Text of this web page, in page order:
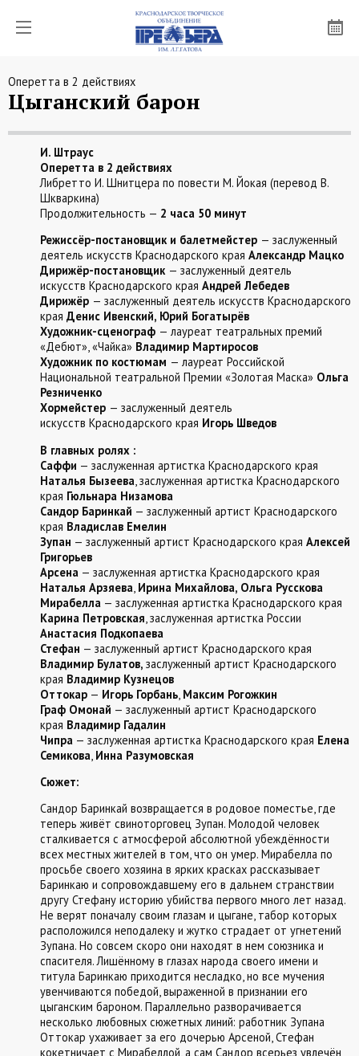
О «ПРЕМЬЕРЕ»
КОЛЛЕКТИВЫ
АФИША
НОВОСТИ
БУФЕТ
КОНТАКТЫ
Оперетта в 2 действиях
Цыганский барон
И. Штраус
Оперетта в 2 действиях
Либретто И. Шнитцера по повести М. Йокая (перевод В.
Шкваркина)
Продолжительность — 2 часа 50 минут
Режиссёр-постановщик и балетмейстер — заслуженный
деятель искусств Краснодарского края Александр Мацко
Дирижёр-постановщик — заслуженный деятель
искусств Краснодарского края Андрей Лебедев
Дирижёр — заслуженный деятель искусств Краснодарского
края Денис Ивенский, Юрий Богатырёв
Художник-сценограф — лауреат театральных премий
«Дебют», «Чайка» Владимир Мартиросов
Художник по костюмам — лауреат Российской
Национальной театральной Премии «Золотая Маска» Ольга
Резниченко
Хормейстер — заслуженный деятель
искусств Краснодарского края Игорь Шведов
В главных ролях :
Саффи — заслуженная артистка Краснодарского края
Наталья Бызеева , заслуженная артистка Краснодарского
края Гюльнара Низамова
Сандор Баринкай — заслуженный артист Краснодарского
края Владислав Емелин
Зупан — заслуженный артист Краснодарского края Алексей
Григорьев
Арсена — заслуженная артистка Краснодарского края
Наталья Арзяева Ирина Михайлова, Ольга Русскова
Мирабелла — заслуженная артистка Краснодарского края
Карина Петровская , заслуженная артистка России
Анастасия Подкопаева
Стефан — заслуженный артист Краснодарского края
Владимир Булатов, заслуженный артист Краснодарского
края Владимир Кузнецов
Оттокар — Игорь Горбань Максим Рогожкин
Граф Омонай — заслуженный артист Краснодарского
края Владимир Гадалин
Чипра — заслуженная артистка Краснодарского края Елена
Семикова Инна Разумовская
Сюжет:
Сандор Баринкай возвращается в родовое поместье, где
теперь живёт свиноторговец Зупан. Молодой человек
сталкивается с атмосферой абсолютной убеждённости
всех местных жителей в том, что он умер. Мирабелла по
просьбе своего хозяина в ярких красках рассказывает
Баринкаю и сопровождавшему его в дальнем странствии
другу Стефану историю убийства первого много лет назад.
Не верят поначалу своим глазам и цыгане, табор которых
расположился неподалеку и жутко страдает от угнетений
Зупана. Но совсем скоро они находят в нем союзника и
спасителя. Лишённому в глазах народа своего имени и
титула Баринкаю приходится несладко, но все мучения
увенчиваются победой, выраженной в признании его
цыганским бароном. Параллельно разворачивается
несколько любовных сюжетных линий: работник Зупана
Оттокар ухаживает за его дочерью Арсеной, Стефан
кокетничает с Мирабеллой, а сам Сандор всерьез увлечён